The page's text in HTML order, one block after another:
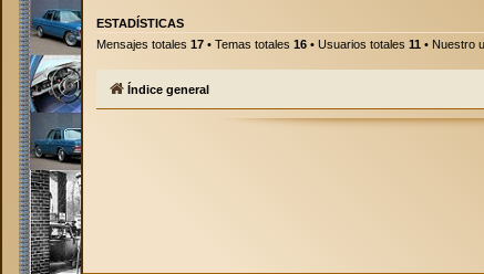
ESTADÍSTICAS
Mensajes totales 17 • Temas totales 16 • Usuarios totales 11 • Nuestro
Índice general